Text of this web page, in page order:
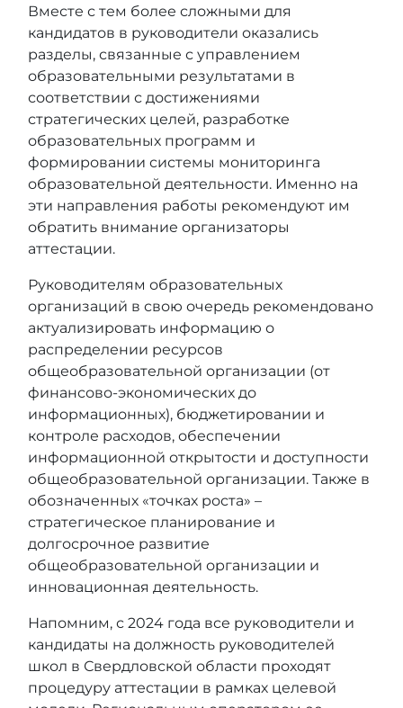
Вместе с тем более сложными для
кандидатов в руководители оказались
разделы, связанные с управлением
образовательными результатами в
соответствии с достижениями
стратегических целей, разработке
образовательных программ и
формировании системы мониторинга
образовательной деятельности. Именно на
эти направления работы рекомендуют им
обратить внимание организаторы
аттестации.
Руководителям образовательных
организаций в свою очередь рекомендовано
актуализировать информацию о
распределении ресурсов
общеобразовательной организации (от
финансово-экономических до
информационных), бюджетировании и
контроле расходов, обеспечении
информационной открытости и доступности
общеобразовательной организации. Также в
обозначенных «точках роста» –
стратегическое планирование и
долгосрочное развитие
общеобразовательной организации и
инновационная деятельность.
Напомним, с 2024 года все руководители и
кандидаты на должность руководителей
школ в Свердловской области проходят
процедуру аттестации в рамках целевой